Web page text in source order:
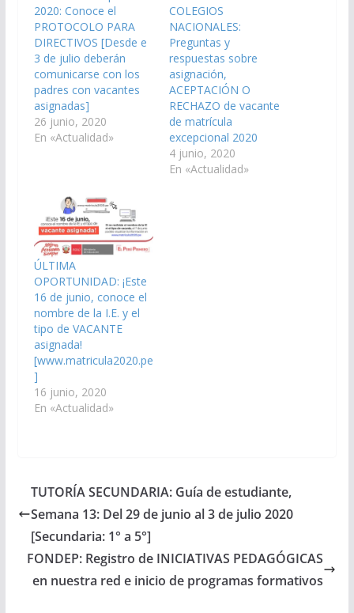
2020: Conoce el
PROTOCOLO PARA
DIRECTIVOS [Desde e
3 de julio deberán
comunicarse con los
padres con vacantes
asignadas]
26 junio, 2020
En «Actualidad»
COLEGIOS
NACIONALES:
Preguntas y
respuestas sobre
asignación,
ACEPTACIÓN O
RECHAZO de vacante
de matrícula
excepcional 2020
4 junio, 2020
En «Actualidad»
ÚLTIMA
OPORTUNIDAD: ¡Este
16 de junio, conoce el
nombre de la I.E. y el
tipo de VACANTE
asignada!
[www.matricula2020.pe
]
16 junio, 2020
En «Actualidad»
TUTORÍA SECUNDARIA: Guía de estudiante,
Semana 13: Del 29 de junio al 3 de julio 2020
[Secundaria: 1° a 5°]
FONDEP: Registro de INICIATIVAS PEDAGÓGICAS
en nuestra red e inicio de programas formativos